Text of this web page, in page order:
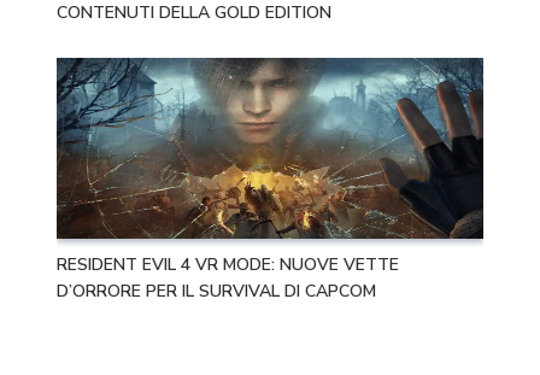
CONTENUTI DELLA GOLD EDITION
RESIDENT EVIL 4 VR MODE: NUOVE VETTE
D’ORRORE PER IL SURVIVAL DI CAPCOM